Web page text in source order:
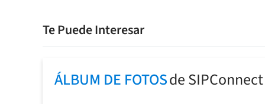
Te Puede Interesar
ÁLBUM DE FOTOSde